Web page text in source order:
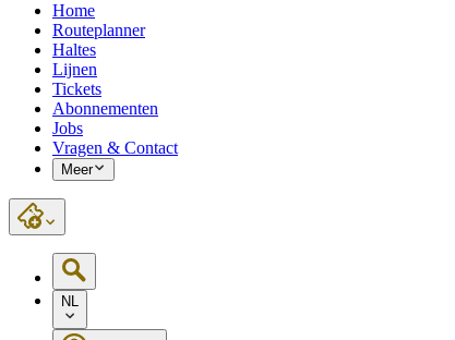
Home
Routeplanner
Haltes
Lijnen
Tickets
Abonnementen
Jobs
Vragen & Contact
Meer
NL